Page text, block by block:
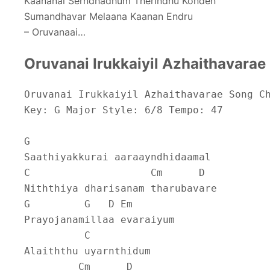
Sumandhavar Melaana Kaanan Endru
– Oruvanaai…
Oruvanai Irukkaiyil Azhaithavarae
Oruvanai Irukkaiyil Azhaithavarae Song
Key: G Major Style: 6/8 Tempo: 47
G
Saathiyakkurai aaraayndhidaamal
C                    Cm      D
Niththiya dharisanam tharubavare
G         G   D Em
Prayojanamillaa evaraiyum
          C
Alaiththu uyarnthidum
         Cm      D